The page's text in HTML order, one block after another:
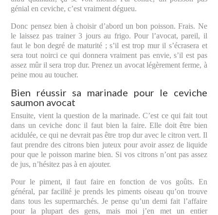
génial en ceviche, c’est vraiment dégueu.
Donc pensez bien à choisir d’abord un bon poisson. Frais. Ne
le laissez pas trainer 3 jours au frigo. Pour l’avocat, pareil, il
faut le bon degré de maturité ; s’il est trop mur il s’écrasera et
sera tout noirci ce qui donnera vraiment pas envie, s’il est pas
assez mûr il sera trop dur. Prenez un avocat légèrement ferme, à
peine mou au toucher.
Bien réussir sa marinade pour le ceviche
saumon avocat
Ensuite, vient la question de la marinade. C’est ce qui fait tout
dans un ceviche donc il faut bien la faire. Elle doit être bien
acidulée, ce qui ne devrait pas être trop dur avec le citron vert. Il
faut prendre des citrons bien juteux pour avoir assez de liquide
pour que le poisson marine bien. Si vos citrons n’ont pas assez
de jus, n’hésitez pas à en ajouter.
Pour le piment, il faut faire en fonction de vos goûts. En
général, par facilité je prends les piments oiseau qu’on trouve
dans tous les supermarchés. Je pense qu’un demi fait l’affaire
pour la plupart des gens, mais moi j’en met un entier